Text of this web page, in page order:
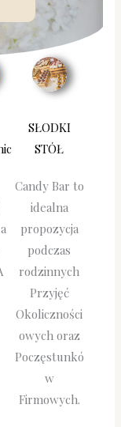
SŁODKI
STÓŁ
Candy Bar to
idealna
propozycja
podczas
rodzinnych
Przyjęć
Okoliczności
owych oraz
Poczęstunkó
w
Firmowych.